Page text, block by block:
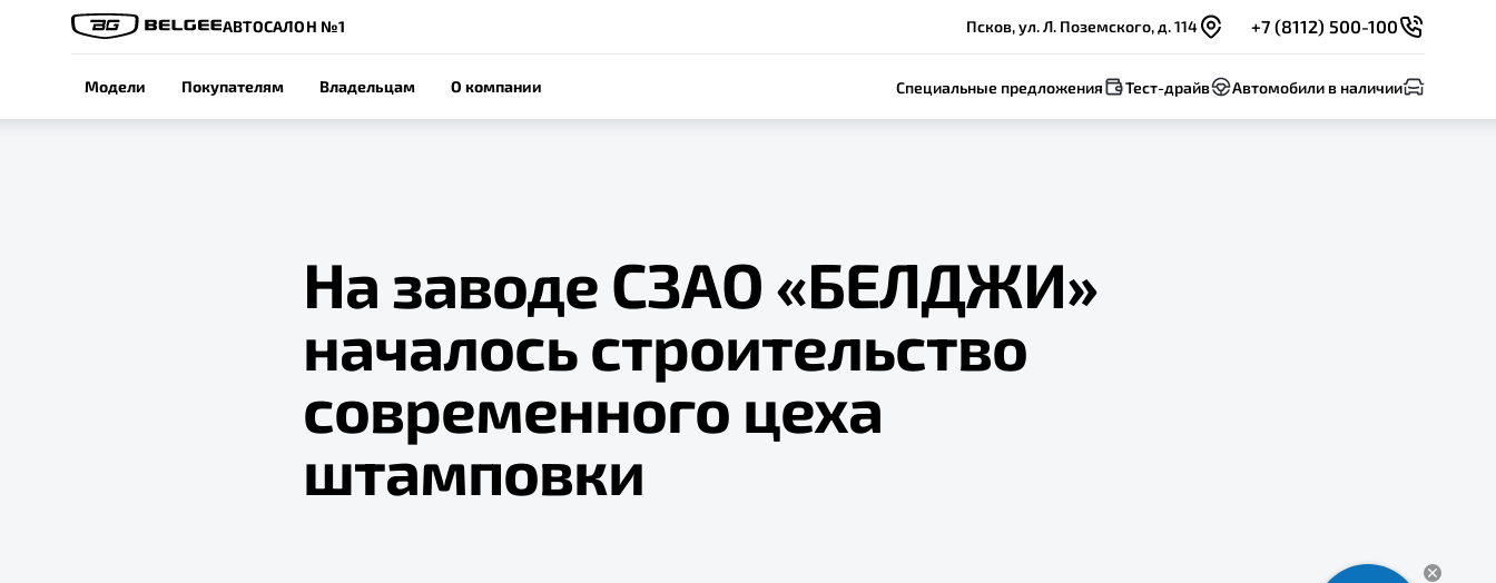
АВТОСАЛОН №1 Псков, ул. Л. Поземского, д. 114 +7 (8112) 500-100
Модели Покупателям Владельцам О компании Специальные предложения Тест-драйв Автомобили в наличии
На заводе СЗАО «БЕЛДЖИ»
началось строительство
современного цеха
штамповки